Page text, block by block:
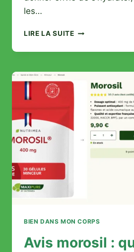
les…
LIRE LA SUITEQUE
VRAIMENT
PASTILLES
HYDRATIS
?
MON
RETOUR
APRÈS
TEST…
CELUI
BIEN DANS MON CORPS
Avis morosil :